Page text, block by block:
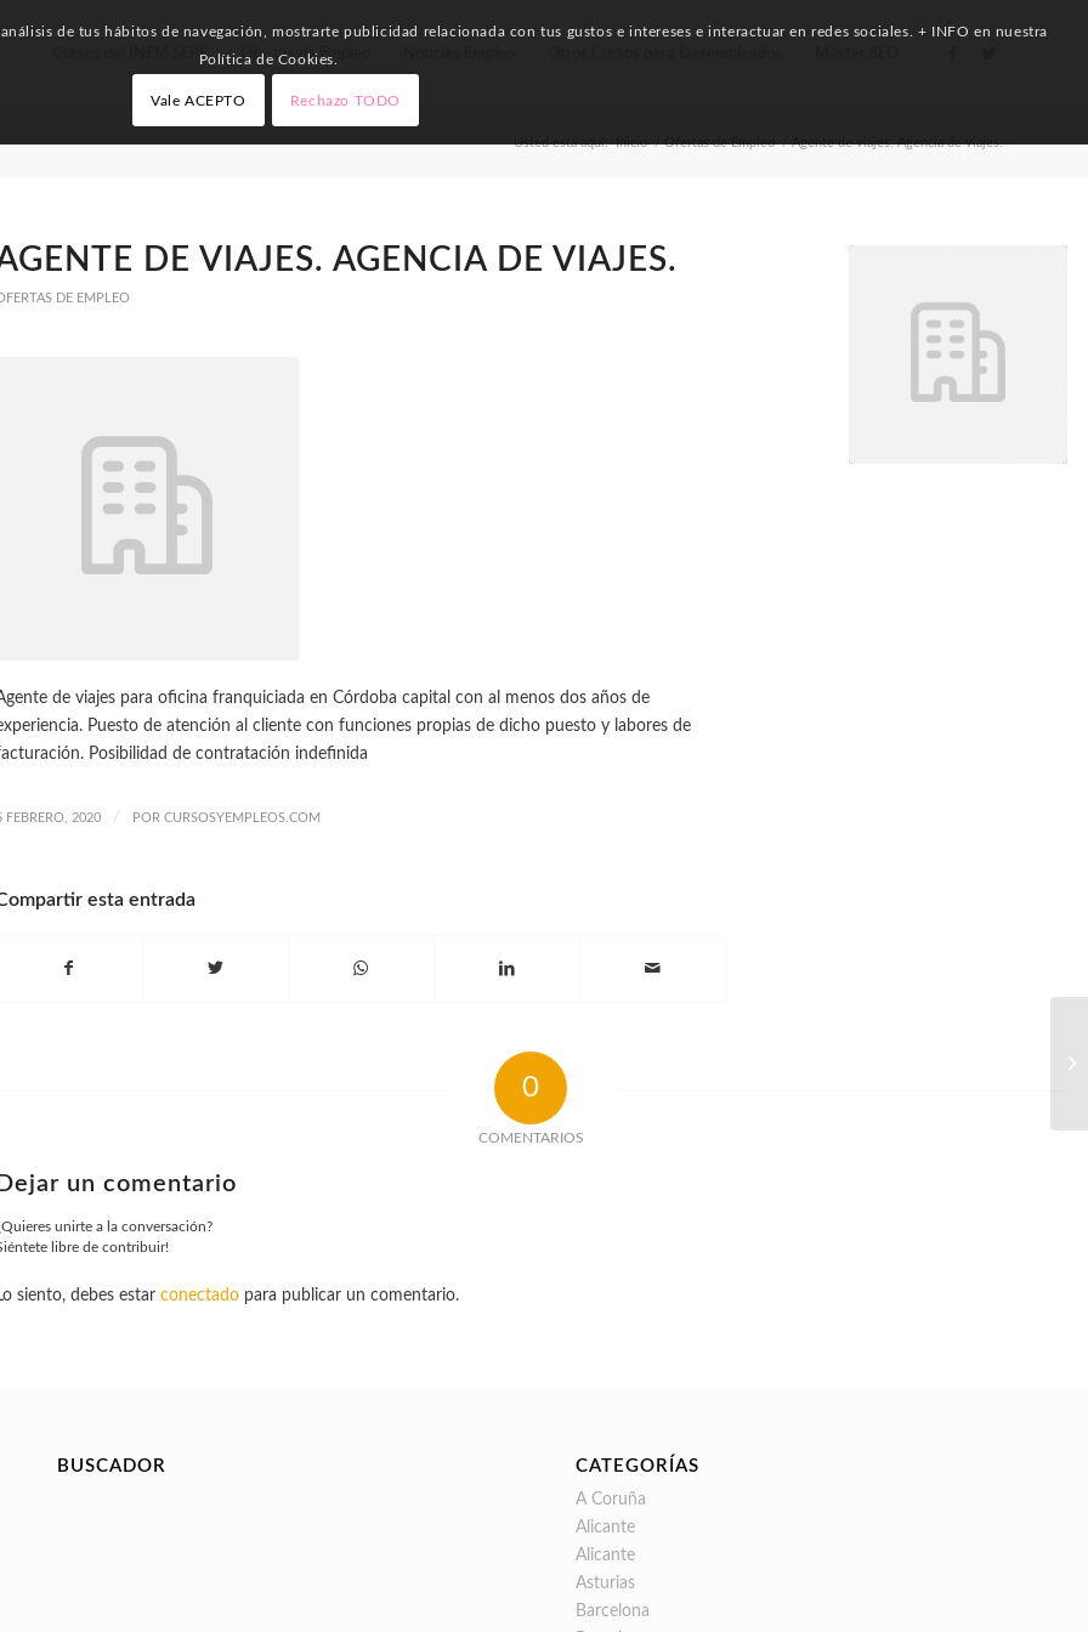
Cursos del INEM SEPE Ofertas de Empleo
Usted está aquí: Inicio / Ofertas de Empleo / Agente de viajes. Agencia de viajes.
DE VIAJES. AGENCIA DE VIAJES.
DE EMPLEO
de viajes para oficina franquiciada en Córdoba capital con al menos dos años de
Puesto de atención al cliente con funciones propias de dicho puesto y labores de
Posibilidad de contratación indefinida
FEBRERO, 2020 / POR CURSOSYEMPLEOS.COM
esta entrada
0
COMENTARIOS
Dejar un comentario
unirte a la conversación?
libre de contribuir!
Lo siento, debes estar conectadopara publicar un comentario.
BUSCADOR CATEGORÍAS
A Coruña
Alicante
Alicante
Asturias
Barcelona
de tus hábitos de navegación, mostrarte publicidad relacionada con tus gustos e intereses e interactuar en redes sociales. + INFO en nuestra
Política de Cookies.
Vale ACEPTO Rechazo TODO